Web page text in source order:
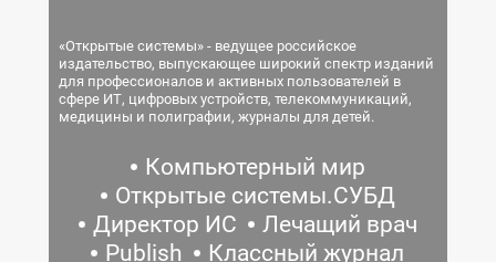
«Открытые системы» - ведущее российское
издательство, выпускающее широкий спектр изданий
для профессионалов и активных пользователей в
сфере ИТ, цифровых устройств, телекоммуникаций,
медицины и полиграфии, журналы для детей.
Компьютерный мир
Открытые системы.СУБД
Директор ИС
Лечащий врач
Publish
Классный журнал